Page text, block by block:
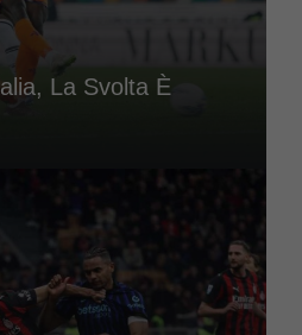
La Svolta È